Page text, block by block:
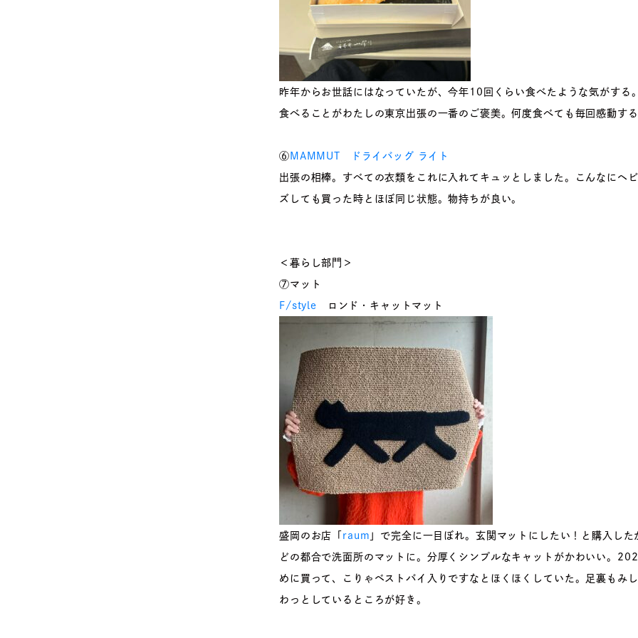
昨年からお世話にはなっていたが、今年10回くらい食べたような気がする
食べることがわたしの東京出張の一番のご褒美。何度食べても毎回感動す
⑥ MAMMUT ドライバッグ ライト
出張の相棒。すべての衣類をこれに入れてキュッとしました。こんなにヘ
ズしても買った時とほぼ同じ状態。物持ちが良い。
＜暮らし部門＞
⑦マット
F/style ロンド・キャットマット
盛岡のお店「 raum 」で完全に一目ぼれ。玄関マットにしたい！と購入した
どの都合で洗面所のマットに。分厚くシンプルなキャットがかわいい。
めに買って、こりゃベストバイ入りですなとほくほくしていた。足裏もみ
わっとしているところが好き。